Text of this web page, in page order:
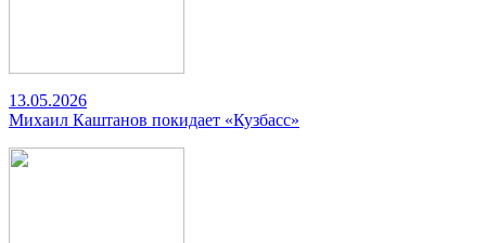
13.05.2026
Михаил Каштанов покидает «Кузбасс»